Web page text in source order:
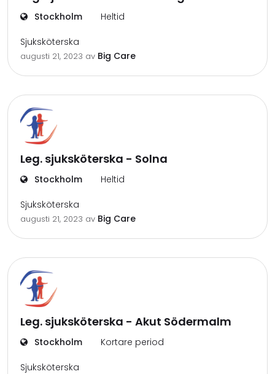
Stockholm Heltid
Sjuksköterska
augusti 21, 2023 av Big Care
Leg. sjuksköterska - Solna
Stockholm Heltid
Sjuksköterska
augusti 21, 2023 av Big Care
Leg. sjuksköterska - Akut Södermalm
Stockholm Kortare period
Sjuksköterska